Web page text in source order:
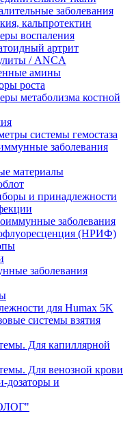
заболевания
кальпротектин
воспаления
артрит
/ ANCA
амины
роста
метаболизма костной
системы гемостаза
заболевания
материалы
и принадлежности
заболевания
(НРИФ)
заболевания
для Humax 5K
системы взятия
Для капиллярной
Для венозной крови
дозаторы и